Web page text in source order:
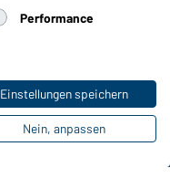
Performance
Einstellungen speichern
Nein, anpassen